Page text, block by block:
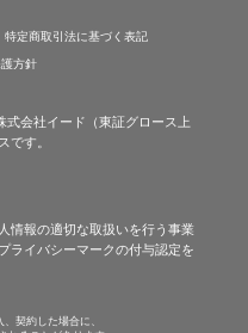
特定商取引法に基づく表記
方針
式会社イード（東証グロース上
す。
情報の適切な取扱いを行う事業
ライバシーマークの付与認定を
契約した場合に、